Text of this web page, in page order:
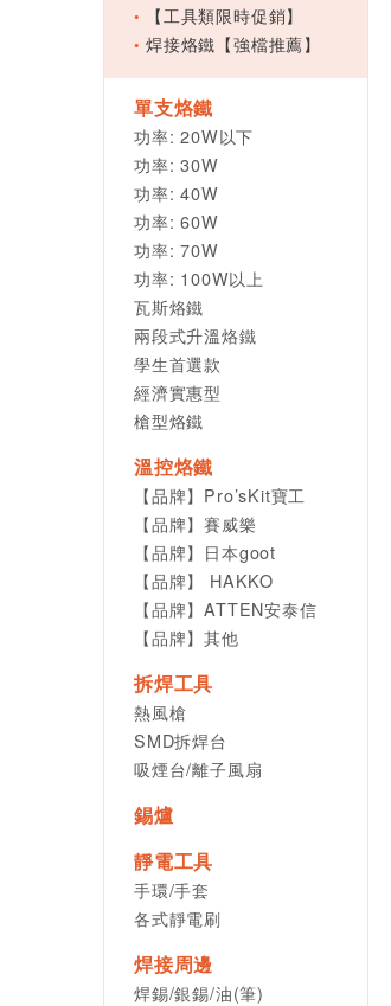
【工具類限時促銷】
焊接烙鐵【強檔推薦】
單支烙鐵
功率: 20W以下
功率: 30W
功率: 40W
功率: 60W
功率: 70W
功率: 100W以上
瓦斯烙鐵
兩段式升溫烙鐵
學生首選款
經濟實惠型
槍型烙鐵
溫控烙鐵
【品牌】Pro’sKit寶工
【品牌】賽威樂
【品牌】日本goot
【品牌】 HAKKO
【品牌】ATTEN安泰信
【品牌】其他
拆焊工具
熱風槍
SMD拆焊台
吸煙台/離子風扇
錫爐
靜電工具
手環/手套
各式靜電刷
焊接周邊
焊錫/銀錫/油(筆)